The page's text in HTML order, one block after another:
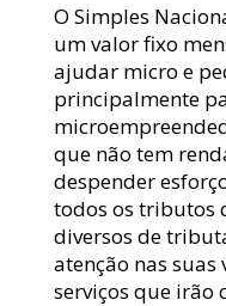
O Simples
um valor fixo
ajudar micro e
principalmente
que não tem
despender
todos os tributos
diversos de
atenção nas
serviços que irão